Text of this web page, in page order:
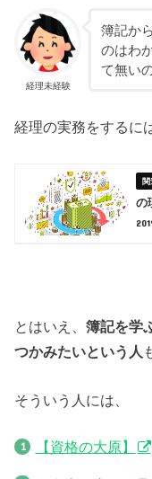
経理未経験
簿記か
のはわ
て無い
経理の実務をするに
の
とはいえ、簿記を学
つかみたいという人
そういう人には、
【資格の大原】